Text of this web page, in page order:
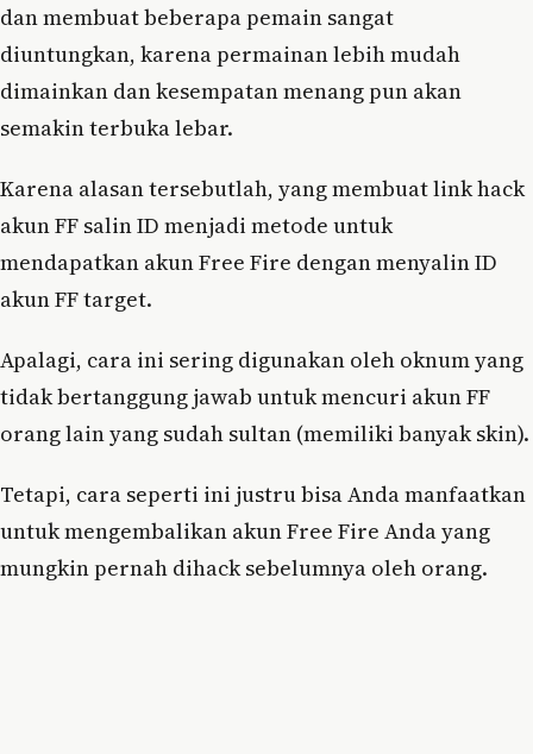
dan membuat beberapa pemain sangat
diuntungkan, karena permainan lebih mudah
dimainkan dan kesempatan menang pun akan
semakin terbuka lebar.
Karena alasan tersebutlah, yang membuat link hack
akun FF salin ID menjadi metode untuk
mendapatkan akun Free Fire dengan menyalin ID
akun FF target.
Apalagi, cara ini sering digunakan oleh oknum yang
tidak bertanggung jawab untuk mencuri akun FF
orang lain yang sudah sultan (memiliki banyak skin).
Tetapi, cara seperti ini justru bisa Anda manfaatkan
untuk mengembalikan akun Free Fire Anda yang
mungkin pernah dihack sebelumnya oleh orang.